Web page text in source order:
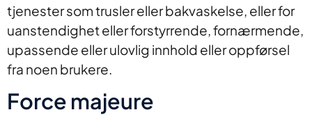
tjenester som trusler eller bakvaskelse, eller for
uanstendighet eller forstyrrende, fornærmende,
upassende eller ulovlig innhold eller oppførsel
fra noen brukere.
Force majeure